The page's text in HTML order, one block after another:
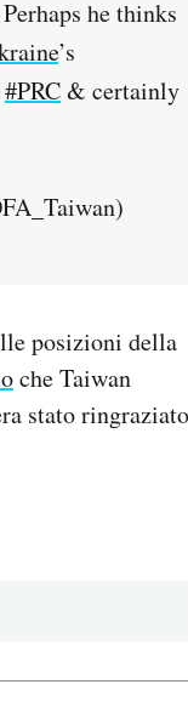
he thinks
’s
#PRC& certainly
posizioni della
che Taiwan
stato ringraziato